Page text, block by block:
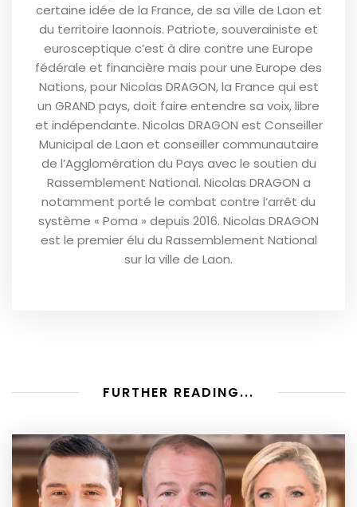
certaine idée de la France, de sa ville de Laon et
du territoire laonnois. Patriote, souverainiste et
eurosceptique c’est à dire contre une Europe
fédérale et financière mais pour une Europe des
Nations, pour Nicolas DRAGON, la France qui est
un GRAND pays, doit faire entendre sa voix, libre
et indépendante. Nicolas DRAGON est Conseiller
Municipal de Laon et conseiller communautaire
de l’Agglomération du Pays avec le soutien du
Rassemblement National. Nicolas DRAGON a
notamment porté le combat contre l’arrêt du
système « Poma » depuis 2016. Nicolas DRAGON
est le premier élu du Rassemblement National
sur la ville de Laon.
FURTHER READING...